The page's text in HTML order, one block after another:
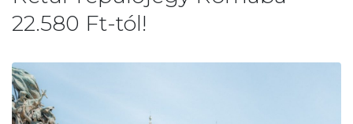
22.580 Ft-tól!